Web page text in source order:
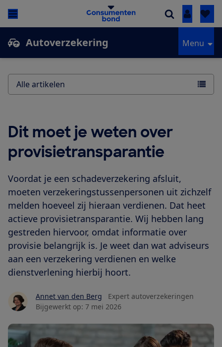
Inloggen
Autoverzekering Menu
Dit moet je weten over
provisietransparantie
Voordat je een schadeverzekering afsluit,
moeten verzekeringstussenpersonen uit zichzelf
melden hoeveel zij hieraan verdienen. Dat heet
actieve provisietransparantie. Wij hebben lang
gestreden hiervoor, omdat informatie over
provisie belangrijk is. Je weet dan wat adviseurs
aan een verzekering verdienen en welke
dienstverlening hierbij hoort.
Annet van den Berg
Expert autoverzekeringen
Bijgewerkt op: 7 mei 2026
Alle artikelen